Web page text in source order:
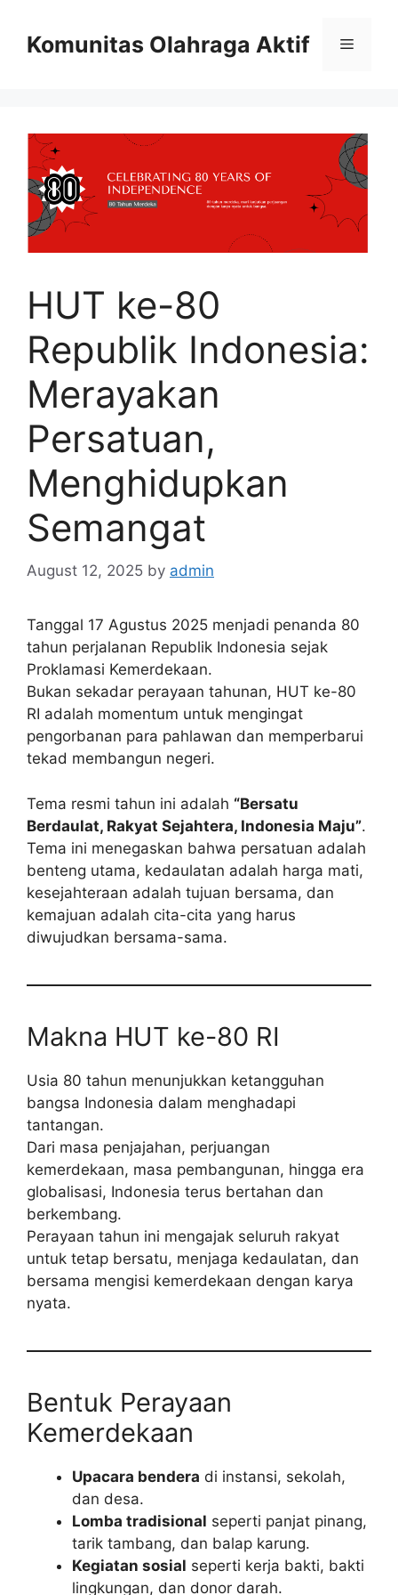
contentKomunitas Olahraga Aktif Menu
HUT ke-80
Republik Indonesia:
Merayakan
Persatuan,
Menghidupkan
Semangat
August 12, 2025 by admin
Tanggal 17 Agustus 2025 menjadi penanda 80
tahun perjalanan Republik Indonesia sejak
Proklamasi Kemerdekaan.
Bukan sekadar perayaan tahunan, HUT ke-80
RI adalah momentum untuk mengingat
pengorbanan para pahlawan dan memperbarui
tekad membangun negeri.
Tema resmi tahun ini adalah “Bersatu
Berdaulat, Rakyat Sejahtera, Indonesia Maju”.
Tema ini menegaskan bahwa persatuan adalah
benteng utama, kedaulatan adalah harga mati,
kesejahteraan adalah tujuan bersama, dan
kemajuan adalah cita-cita yang harus
diwujudkan bersama-sama.
Makna HUT ke-80 RI
Usia 80 tahun menunjukkan ketangguhan
bangsa Indonesia dalam menghadapi
tantangan.
Dari masa penjajahan, perjuangan
kemerdekaan, masa pembangunan, hingga era
globalisasi, Indonesia terus bertahan dan
berkembang.
Perayaan tahun ini mengajak seluruh rakyat
untuk tetap bersatu, menjaga kedaulatan, dan
bersama mengisi kemerdekaan dengan karya
nyata.
Bentuk Perayaan
Kemerdekaan
Upacara bendera di instansi, sekolah,
dan desa.
Lomba tradisional seperti panjat pinang,
tarik tambang, dan balap karung.
Kegiatan sosial seperti kerja bakti, bakti
lingkungan, dan donor darah.